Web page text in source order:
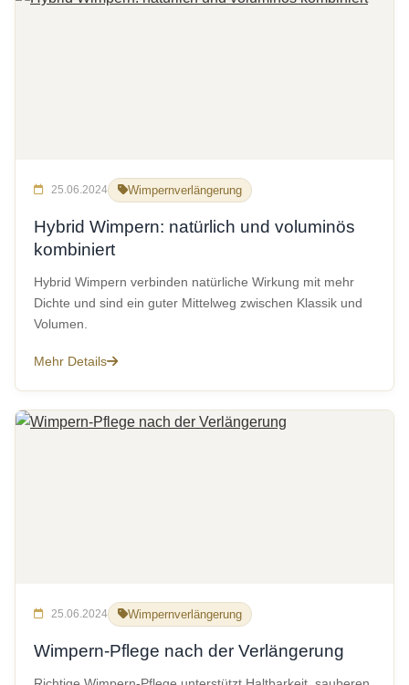
25.06.2024 Wimpernverlängerung
Hybrid Wimpern: natürlich und voluminös
kombiniert
Hybrid Wimpern verbinden natürliche Wirkung mit mehr
Dichte und sind ein guter Mittelweg zwischen Klassik und
Volumen.
Mehr Details
25.06.2024 Wimpernverlängerung
Wimpern-Pflege nach der Verlängerung